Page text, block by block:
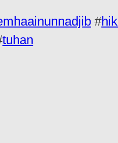
#
tuhan